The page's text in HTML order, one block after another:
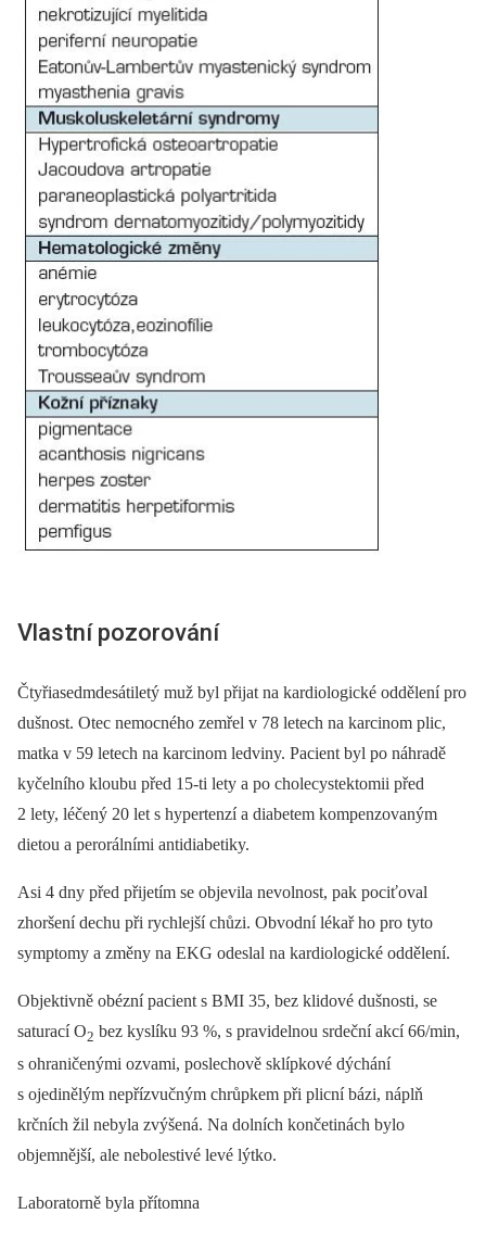
Vlastní pozorování
Čtyřiasedmdesátiletý muž byl přijat na kardiologické oddělení pro
dušnost. Otec nemocného zemřel v 78 letech na karcinom plic,
matka v 59 letech na karcinom ledviny. Pacient byl po náhradě
kyčelního kloubu před 15-ti lety a po cholecystektomii před
2 lety, léčený 20 let s hypertenzí a diabetem kompenzovaným
dietou a perorálními antidiabetiky.
Asi 4 dny před přijetím se objevila nevolnost, pak pociťoval
zhoršení dechu při rychlejší chůzi. Obvodní lékař ho pro tyto
symptomy a změny na EKG odeslal na kardiologické oddělení.
Objektivně obézní pacient s BMI 35, bez klidové dušnosti, se
saturací O2 bez kyslíku 93 %, s pravidelnou srdeční akcí 66/min,
s ohraničenými ozvami, poslechově sklípkové dýchání
s ojedinělým nepřízvučným chrůpkem při plicní bázi, náplň
krčních žil nebyla zvýšená. Na dolních končetinách bylo
objemnější, ale nebolestivé levé lýtko.
Laboratorně byla přítomna